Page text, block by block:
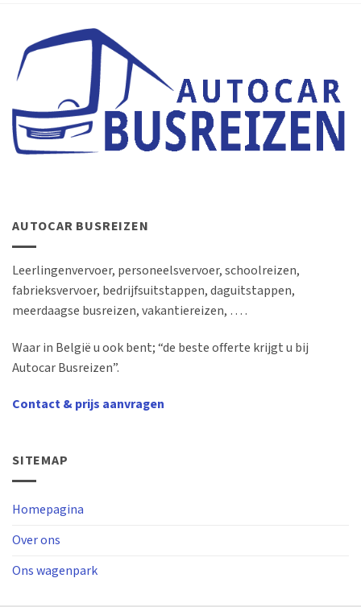
AUTOCAR BUSREIZEN
Leerlingenvervoer, personeelsvervoer, schoolreizen,
fabrieksvervoer, bedrijfsuitstappen, daguitstappen,
meerdaagse busreizen, vakantiereizen, … .
Waar in België u ook bent; “de beste offerte krijgt u bij
Autocar Busreizen”.
Contact & prijs aanvragen
SITEMAP
Homepagina
Over ons
Ons wagenpark